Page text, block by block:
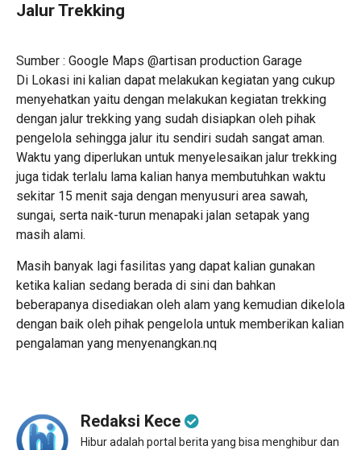
Jalur Trekking
Sumber : Google Maps @artisan production Garage
Di Lokasi ini kalian dapat melakukan kegiatan yang cukup
menyehatkan yaitu dengan melakukan kegiatan trekking
dengan jalur trekking yang sudah disiapkan oleh pihak
pengelola sehingga jalur itu sendiri sudah sangat aman.
Waktu yang diperlukan untuk menyelesaikan jalur trekking
juga tidak terlalu lama kalian hanya membutuhkan waktu
sekitar 15 menit saja dengan menyusuri area sawah,
sungai, serta naik-turun menapaki jalan setapak yang
masih alami.
Masih banyak lagi fasilitas yang dapat kalian gunakan
ketika kalian sedang berada di sini dan bahkan
beberapanya disediakan oleh alam yang kemudian dikelola
dengan baik oleh pihak pengelola untuk memberikan kalian
pengalaman yang menyenangkan.nq
Redaksi Kece
Hibur adalah portal berita yang bisa menghibur dan